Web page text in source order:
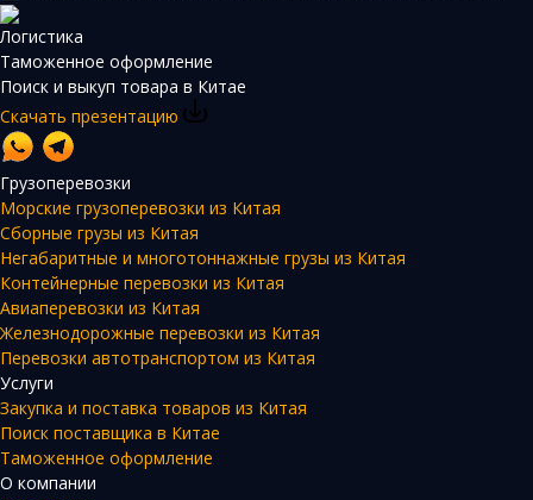
Логистика
Таможенное оформление
Поиск и выкуп товара в Китае
Скачать презентацию
Грузоперевозки
Морские грузоперевозки из Китая
Сборные грузы из Китая
Негабаритные и многотоннажные грузы из Китая
Контейнерные перевозки из Китая
Авиаперевозки из Китая
Железнодорожные перевозки из Китая
Перевозки автотранспортом из Китая
Услуги
Закупка и поставка товаров из Китая
Поиск поставщика в Китае
Таможенное оформление
О компании